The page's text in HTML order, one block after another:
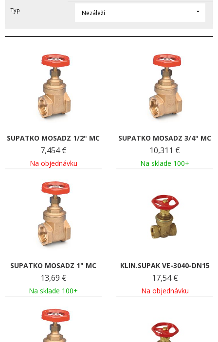
Typ Nezáleží
SUPATKO MOSADZ 1/2" MC
7,454 €
Na objednávku
SUPATKO MOSADZ 3/4" MC
10,311 €
Na sklade 100+
SUPATKO MOSADZ 1" MC
13,69 €
Na sklade 100+
KLIN.SUPAK VE-3040-DN15
17,54 €
Na objednávku